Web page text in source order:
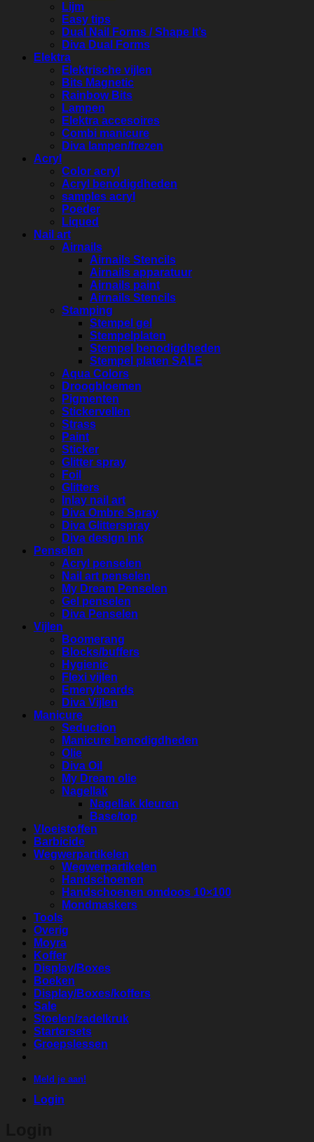
Lijm
Easy tips
Dual Nail Forms / Shape It’s
Diva Dual Forms
Elektra
Elektrische vijlen
Bits Magnetic
Rainbow Bits
Lampen
Elektra accesoires
Combi manicure
Diva lampen/frezen
Acryl
Color acryl
Acryl benodigdheden
samples acryl
Poeder
Liqued
Nail art
Airnails
Airnails Stencils
Airnails apparatuur
Airnails paint
Airnails Stencils
Stamping
Stempel gel
Stempelplaten
Stempel benodigdheden
Stempel platen SALE
Aqua Colors
Droogbloemen
Pigmenten
Stickervellen
Strass
Paint
Sticker
Glitter spray
Foil
Glitters
Inlay nail art
Diva Ombre Spray
Diva Glitterspray
Diva design ink
Penselen
Acryl penselen
Nail art penselen
My Dream Penselen
Gel penselen
Diva Penselen
Vijlen
Boomerang
Blocks/buffers
Hygienic
Flexi vijlen
Emeryboards
Diva Vijlen
Manicure
Seduction
Manicure benodigdheden
Olie
Diva Oil
My Dream olie
Nagellak
Nagellak kleuren
Base/top
Vloeistoffen
Barbicide
Wegwerpartikelen
Wegwerpartikelen
Handschoenen
Handschoenen omdoos 10×100
Mondmaskers
Tools
Overig
Moyra
Koffer
Display/Boxes
Boeken
Display/Boxes/koffers
Sale
Stoelen/zadelkruk
Startersets
Groepslessen
Meld je aan!
Login